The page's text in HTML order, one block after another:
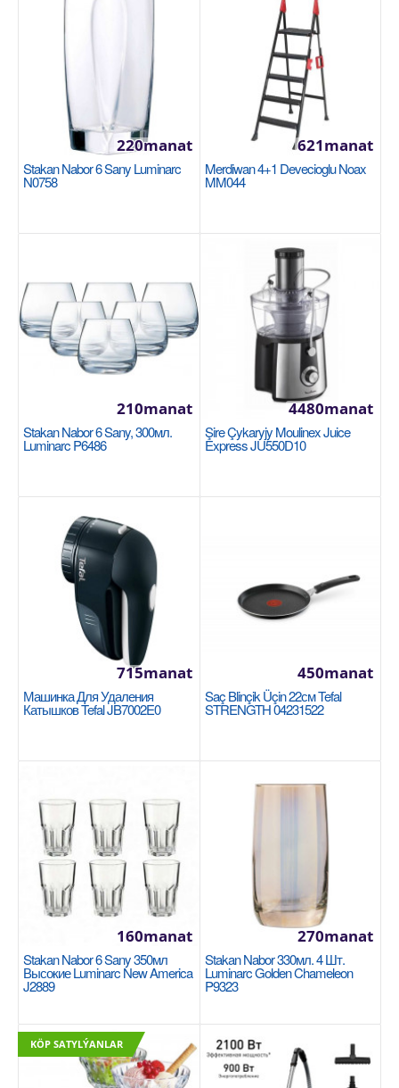
Garşylaşdyrmaga goş
Saç 24см Tefal Unlimited G2550472
TEFAL
Öndüriji: Tefal Saç görnüşi: Klassiki gowurmak üçin
skawarodka Material: Alýumin Diametri: 24 sm..
1810manat
Saç 22см Tefal Unlimited G2550372
TEFAL
НАСТОЯЩЕЕ ОТКРЫТИЕ — НОВОЕ ПОКРЫТИЕ В 6
раз более долговечное покрытие: + Алюминиевая
основа. +..
1327manat
Availability
15
Sebede Goş
Garşylaşdyrmaga goş
Stakan Nabor 6 Sany Luminarc
N0758
220manat
Merdiwan 4+1 Devecioglu Noax
MM044
621manat
Stakan Nabor 6 Sany, 300мл.
Luminarc P6486
210manat
Şire Çykaryjy Moulinex Juice
Express JU550D10
4480manat
Машинка Для Удаления
Катышков Tefal JB7002E0
715manat
Saç Blinçik Üçin 22см Tefal
STRENGTH 04231522
450manat
Stakan Nabor 6 Sany 350мл
Высокие Luminarc New America
J2889
160manat
Stakan Nabor 330мл. 4 Шт.
Luminarc Golden Chameleon
P9323
270manat
KÖP SATYLÝANLAR